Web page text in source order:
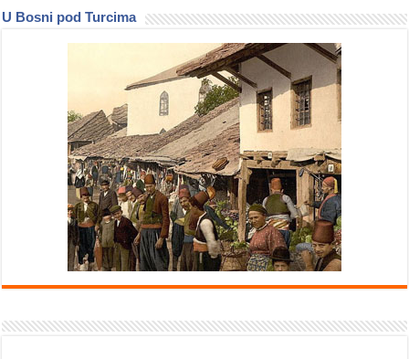
U Bosni pod Turcima